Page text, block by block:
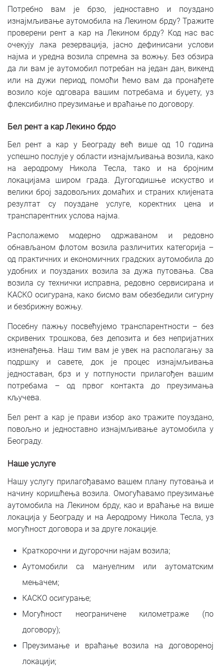
Потребно вам је брзо, једноставно и поуздано
изнајмљивање аутомобила на Лекином брду? Тражите
проверени рент а кар на Лекином брду? Код нас вас
очекују лака резервација, јасно дефинисани услови
најма и уредна возила спремна за вожњу. Без обзира
да ли вам је аутомобил потребан на један дан, викенд
или на дужи период, помоћи ћемо вам да пронађете
возило које одговара вашим потребама и буџету, уз
флексибилно преузимање и враћање по договору.
Бел рент а кар Лекино брдо
Бел рент а кар у Београду већ више од 10 година
успешно послује у области изнајмљивања возила, како
на аеродрому Никола Тесла, тако и на бројним
локацијама широм града. Дугогодишње искуство и
велики број задовољних домаћих и страних клијената
резултат су поуздане услуге, коректних цена и
транспарентних услова најма.
Располажемо модерно одржаваном и редовно
обнављаном флотом возила различитих категорија –
од практичних и економичних градских аутомобила до
удобних и поузданих возила за дужа путовања. Сва
возила су технички исправна, редовно сервисирана и
КАСКО осигурана, како бисмо вам обезбедили сигурну
и безбрижну вожњу.
Посебну пажњу посвећујемо транспарентности – без
скривених трошкова, без депозита и без непријатних
изненађења. Наш тим вам је увек на располагању за
подршку и савете, док је процес изнајмљивања
једноставан, брз и у потпуности прилагођен вашим
потребама – од првог контакта до преузимања
кључева.
Бел рент а кар је прави избор ако тражите поуздано,
повољно и једноставно изнајмљивање аутомобила у
Београду.
Наше услуге
Нашу услугу прилагођавамо вашем плану путовања и
начину коришћења возила. Омогућавамо преузимање
аутомобила на Лекином брду, као и враћање на више
локација у Београду и на Аеродрому Никола Тесла, уз
могућност договора и за друге локације.
Краткорочни и дугорочни најам возила;
Аутомобили са мануелним или аутоматским
мењачем;
КАСКО осигурање;
Могућност неограничене километраже (по
договору);
Преузимање и враћање возила на договореној
локацији;